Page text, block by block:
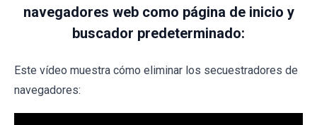
navegadores web como página de inicio y
buscador predeterminado:
Este vídeo muestra cómo eliminar los secuestradores de
navegadores: